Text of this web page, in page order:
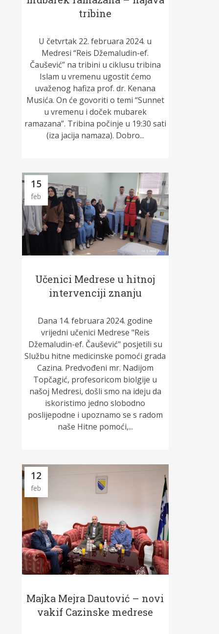
tribine
U četvrtak 22. februara 2024. u
Medresi “Reis Džemaludin-ef.
Čaušević” na tribini u ciklusu tribina
Islam u vremenu ugostit ćemo
uvaženog hafiza prof. dr. Kenana
Musića. On će govoriti o temi “Sunnet
u vremenu i doček mubarek
ramazana”. Tribina počinje u 19:30 sati
(iza jacija namaza). Dobro...
15
feb
Učenici Medrese u hitnoj
intervenciji znanju
Dana 14. februara 2024. godine
vrijedni učenici Medrese "Reis
Džemaludin-ef. Čaušević" posjetili su
Službu hitne medicinske pomoći grada
Cazina. Predvođeni mr. Nadijom
Topčagić, profesoricom biolgije u
našoj Medresi, došli smo na ideju da
iskoristimo jedno slobodno
poslijepodne i upoznamo se s radom
naše Hitne pomoći,...
12
feb
Majka Mejra Dautović – novi
vakif Cazinske medrese